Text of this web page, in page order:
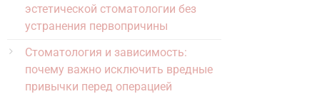
эстетической стоматологии без
устранения первопричины
Стоматология и зависимость:
почему важно исключить вредные
привычки перед операцией